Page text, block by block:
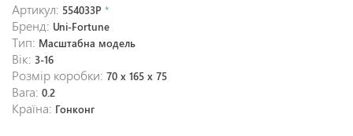
Артикул: 554033P *
Бренд: Uni-Fortune
Тип: Масштабна модель
Вік: 3-16
Розмір коробки: 70 х 165 х 75
Вага: 0.2
Країна: Гонконг